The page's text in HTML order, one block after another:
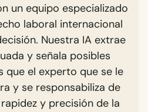
un equipo especializado
laboral internacional
Nuestra IA extrae
y señala posibles
que el experto que se le
y se responsabiliza de
y precisión de la